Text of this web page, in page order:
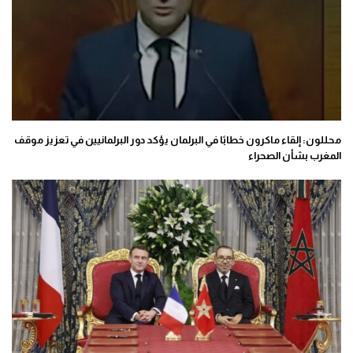
محللون: إلقاء ماكرون خطابًا في البرلمان يؤكد دور البرلمانيين في تعزيز موقف
المغرب بشأن الصحراء